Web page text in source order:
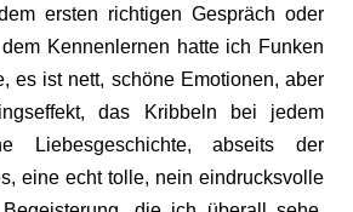
ersten richtigen Gespräch oder
Kennenlernen hatte ich Funken
es ist nett, schöne Emotionen, aber
das Kribbeln bei jedem
Liebesgeschichte, abseits der
eine echt tolle, nein eindrucksvolle